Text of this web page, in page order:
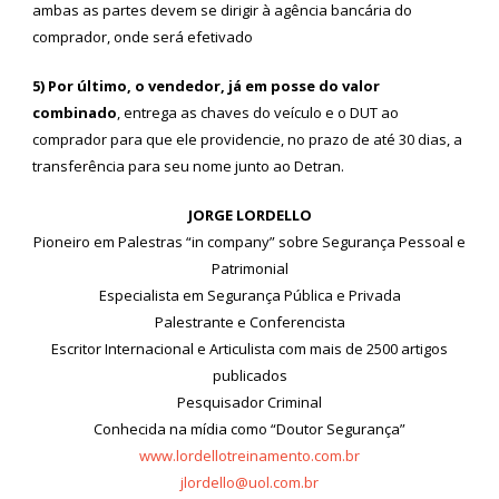
ambas as partes devem se dirigir à agência bancária do
comprador, onde será efetivado
5) Por último, o vendedor, já em posse do valor
combinado , entrega as chaves do veículo e o DUT ao
comprador para que ele providencie, no prazo de até 30 dias, a
transferência para seu nome junto ao Detran.
JORGE LORDELLO
Pioneiro em Palestras “in company” sobre Segurança Pessoal e
Patrimonial
Especialista em Segurança Pública e Privada
Palestrante e Conferencista
Escritor Internacional e Articulista com mais de 2500 artigos
publicados
Pesquisador Criminal
Conhecida na mídia como “Doutor Segurança”
www.lordellotreinamento.com.br
jlordello@uol.com.br